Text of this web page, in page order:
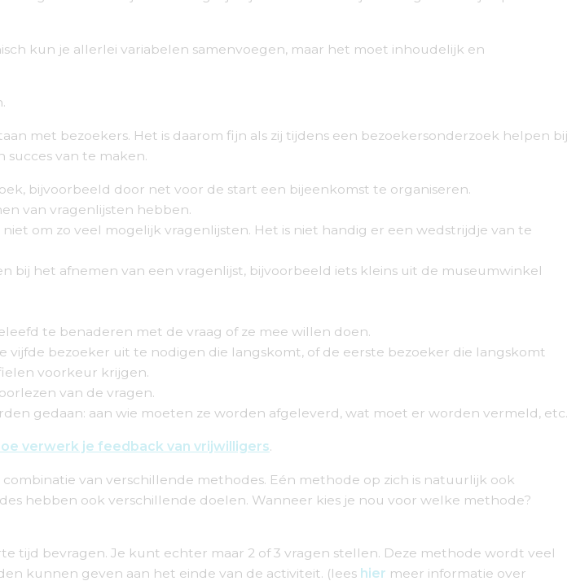
kun je allerlei variabelen samenvoegen, maar het moet inhoudelijk en
met bezoekers. Het is daarom fijn als zij tijdens een bezoekersonderzoek helpen bij
van te maken.
bijvoorbeeld door net voor de start een bijeenkomst te organiseren.
van vragenlijsten hebben.
om zo veel mogelijk vragenlijsten. Het is niet handig er een wedstrijdje van te
bij het afnemen van een vragenlijst, bijvoorbeeld iets kleins uit de museumwinkel
te benaderen met de vraag of ze mee willen doen.
bezoeker uit te nodigen die langskomt, of de eerste bezoeker die langskomt
voorkeur krijgen.
van de vragen.
gedaan: aan wie moeten ze worden afgeleverd, wat moet er worden vermeld, etc.
verwerk je feedback van vrijwilligers.
van verschillende methodes. Eén methode op zich is natuurlijk ook
hebben ook verschillende doelen. Wanneer kies je nou voor welke methode?
tijd bevragen. Je kunt echter maar 2 of 3 vragen stellen. Deze methode wordt veel
kunnen geven aan het einde van de activiteit. (lees hier meer informatie over